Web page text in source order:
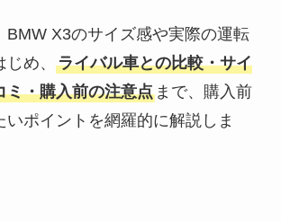
BMW X3のサイズ感や実際の運転
め、 ライバル車との比較・サイ
ミ・購入前の注意点まで、購入前
いポイントを網羅的に解説しま